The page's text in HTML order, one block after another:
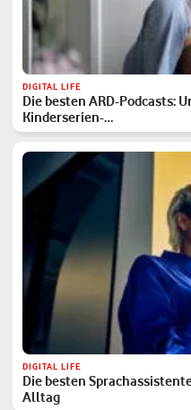
DIGITAL LIFE
Die besten ARD-Podcasts:
Kinderserien-…
DIGITAL LIFE
Die besten
Alltag